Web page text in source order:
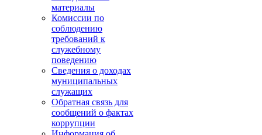
материалы
Комиссии по
соблюдению
требований к
служебному
поведению
Сведения о доходах
муниципальных
служащих
Обратная связь для
сообщений о фактах
коррупции